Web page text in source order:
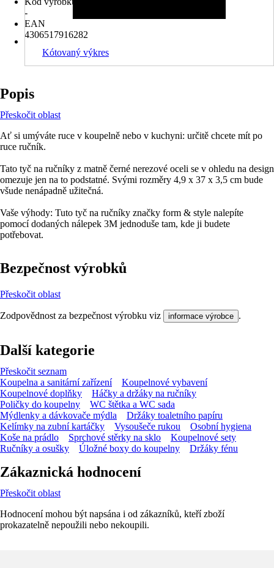
-
EAN
4306517916282
Kótovaný výkres
Popis
Přeskočit oblast
Ať si umýváte ruce v koupelně nebo v kuchyni: určitě chcete mít po
ruce ručník.
Tato tyč na ručníky z matně černé nerezové oceli se v ohledu na design
omezuje jen na to podstatné. Svými rozměry 4,9 x 37 x 3,5 cm bude
všude nenápadně užitečná.
Vaše výhody: Tuto tyč na ručníky značky form & style nalepíte
pomocí dodaných nálepek 3M jednoduše tam, kde ji budete
potřebovat.
Bezpečnost výrobků
Přeskočit oblast
Zodpovědnost za bezpečnost výrobku viz informace výrobce .
Další kategorie
Přeskočit seznam
Koupelna a sanitární zařízení
Koupelnové vybavení
Koupelnové doplňky
Háčky a držáky na ručníky
Poličky do koupelny
WC štětka a WC sada
Mýdlenky a dávkovače mýdla
Držáky toaletního papíru
Kelímky na zubní kartáčky
Vysoušeče rukou
Osobní hygiena
Koše na prádlo
Sprchové stěrky na sklo
Koupelnové sety
Ručníky a osušky
Úložné boxy do koupelny Držáky fénu
Zákaznická hodnocení
Přeskočit oblast
Hodnocení mohou být napsána i od zákazníků, kteří zboží
prokazatelně nepoužili nebo nekoupili.